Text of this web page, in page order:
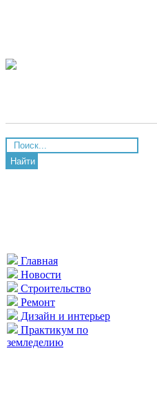
Найти
Главная
Новости
Строительство
Ремонт
Дизайн и интерьер
Практикум по
земледелию